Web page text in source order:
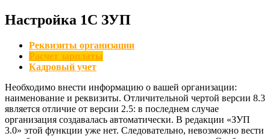
Настройка 1С ЗУП
Реквизиты организации
Расчет зарплаты
Кадровый учет
Необходимо внести информацию о вашей организации:
наименование и реквизиты. Отличительной чертой версии 8.3
является отличие от версии 2.5: в последнем случае
организация создавалась автоматически. В редакции «ЗУП
3.0» этой функции уже нет. Следовательно, невозможно вести